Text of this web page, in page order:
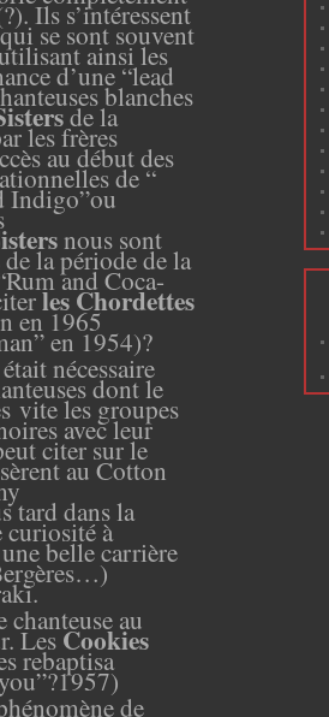
Ils s’intéressent
qui se sont souvent
ainsi les
d’une “lead
blanches
de la
les frères
au début des
de “
Indigo”ou
nous sont
la période de la
and Coca-
les Chordettes
en 1965
en 1954)?
nécessaire
dont le
vite les groupes
avec leur
citer sur le
au Cotton
tard dans la
curiosité à
belle carrière
chanteuse au
LesCookies
rebaptisa
de